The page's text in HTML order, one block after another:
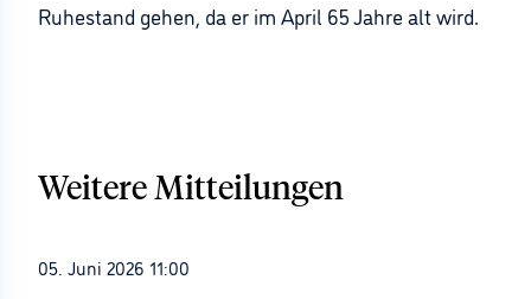
Ruhestand gehen, da er im April 65 Jahre alt wird.
Weitere Mitteilungen
05. Juni 2026 11:00